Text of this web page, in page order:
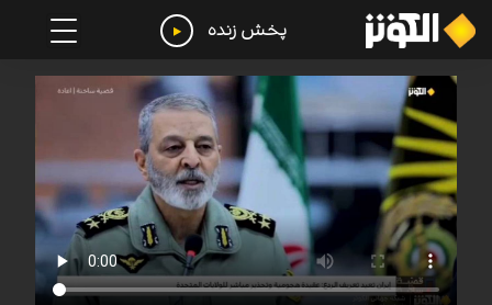
پخش زنده